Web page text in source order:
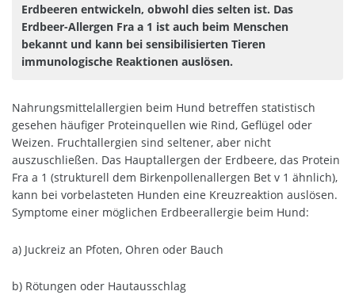
Erdbeeren entwickeln, obwohl dies selten ist. Das
Erdbeer-Allergen Fra a 1 ist auch beim Menschen
bekannt und kann bei sensibilisierten Tieren
immunologische Reaktionen auslösen.
Nahrungsmittelallergien beim Hund betreffen statistisch
gesehen häufiger Proteinquellen wie Rind, Geflügel oder
Weizen. Fruchtallergien sind seltener, aber nicht
auszuschließen. Das Hauptallergen der Erdbeere, das Protein
Fra a 1 (strukturell dem Birkenpollenallergen Bet v 1 ähnlich),
kann bei vorbelasteten Hunden eine Kreuzreaktion auslösen.
Symptome einer möglichen Erdbeerallergie beim Hund:
a) Juckreiz an Pfoten, Ohren oder Bauch
b) Rötungen oder Hautausschlag